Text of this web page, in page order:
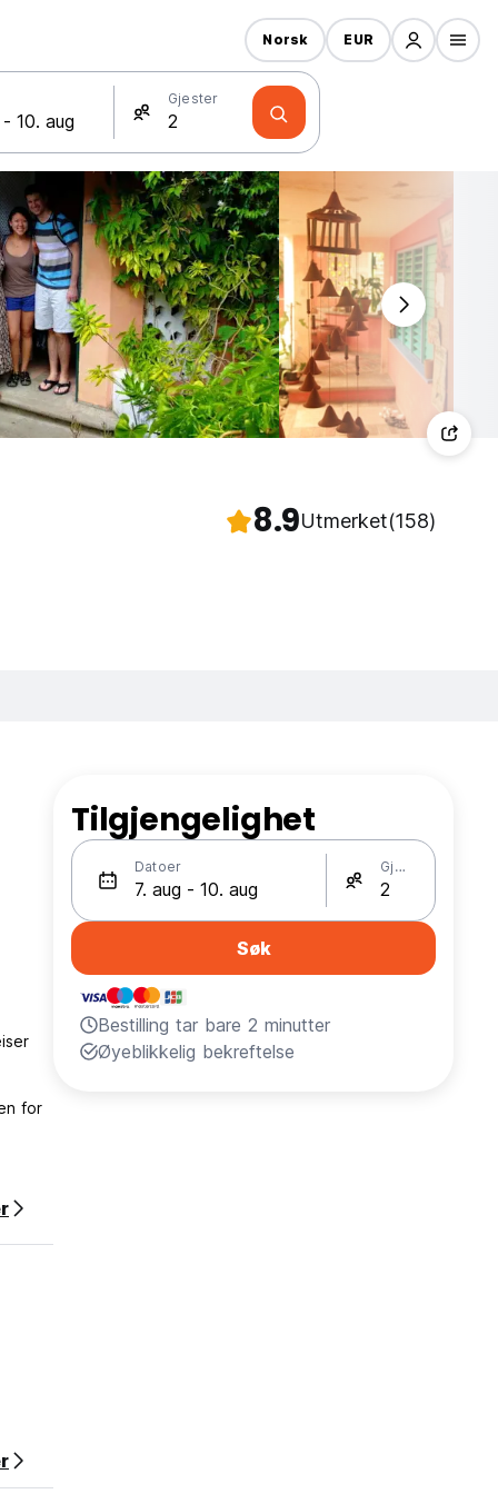
Gjester
Norsk EUR
8.9Utmerket(158)
for
Tilgjengelighet
Datoer Gjester
Søk
Bestilling tar bare 2 minutter
Øyeblikkelig bekreftelse